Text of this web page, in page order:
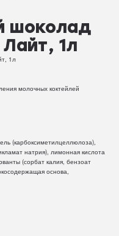
шоколад
1л
молочных коктейлей
(карбоксиметилцеллюлоза),
натрия), лимонная кислота
(сорбат калия, бензоат
основа,